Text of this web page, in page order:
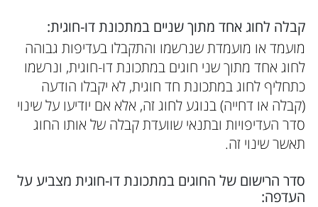
קבלה לחוג אחד מתוך שניים במתכונת דו-חוגית:
מועמד או מועמדת שנרשמו והתקבלו בעדיפות גבוהה
לחוג אחד מתוך שני חוגים במתכונת דו-חוגית, ונרשמו
כתחליף לחוג במתכונת חד חוגית, לא יקבלו הודעה
(קבלה או דחייה) בנוגע לחוג זה, אלא אם יודיעו על שינוי
סדר העדיפויות ובתנאי שוועדת קבלה של אותו החוג
תאשר שינוי זה.
סדר הרישום של החוגים במתכונת דו-חוגית מצביע על
העדפה: